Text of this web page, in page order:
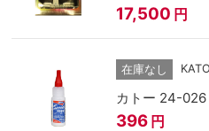
17,500 円
在庫なし
カトー 24-026
396 円